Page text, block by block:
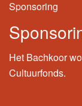
Sponsoring
Het Bachkoor
Cultuurfonds.